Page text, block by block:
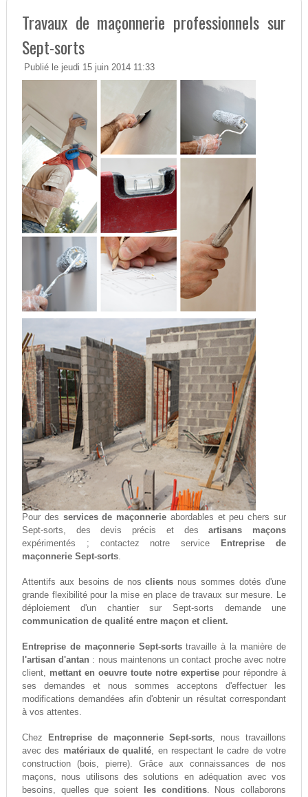
Travaux de maçonnerie professionnels sur
Sept-sorts
Publié le jeudi 15 juin 2014 11:33
Pour des services de maçonnerie abordables et peu chers sur
Sept-sorts, des devis précis et desartisans maçons
expérimentés ; contactez notre service
Entreprise de
maçonnerie Sept-sorts.
Attentifs aux besoins de nosclients nous sommes dotés d'une
grande flexibilité pour la mise en place de travaux sur mesure. Le
déploiement d'un chantier sur Sept-sorts demande une
communication de qualité entre maçon et client.
Entreprise de maçonnerie Sept-sortstravaille à la manière de
l'artisan d'antan : nous maintenons un contact proche avec notre
client, mettant en oeuvre toute notre expertise pour répondre à
ses demandes et nous sommes acceptons d'effectuer les
modifications demandées afin d'obtenir un résultat correspondant
à vos attentes.
Chez Entreprise de maçonnerie Sept-sorts, nous travaillons
avec des matériaux de qualité, en respectant le cadre de votre
construction (bois, pierre). Grâce aux connaissances de nos
maçons, nous utilisons des solutions en adéquation avec vos
besoins, quelles que soient
les conditions. Nous collaborons